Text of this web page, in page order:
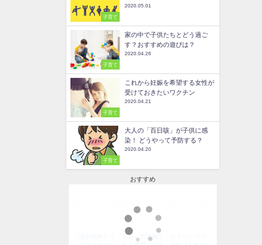
子育て
2020.05.01
子育て
家の中で子供たちとどう過ご
す？おすすめの遊びは？
2020.04.26
子育て
これから妊娠を希望する女性が
受けておきたいワクチン
2020.04.21
子育て
大人の「百日咳」が子供に感
染！ どうやって予防する？
2020.04.20
おすすめ